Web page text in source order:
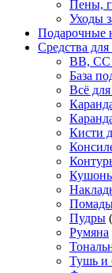
Пены,
Уходы
Подарочные
Средства
BB,
База
Всё
Кисти
Пудры
Румяна
Тушь и